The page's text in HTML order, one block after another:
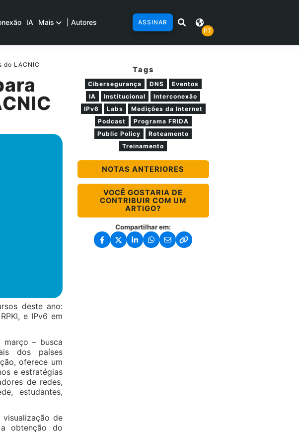
IA Mais | Autores
ASSINAR
PT
do LACNIC
deste ano:
e IPv6 em
– busca
dos países
oferece um
e estratégias
de redes,
estudantes,
de
obtenção do
Tags
Cibersegurança DNS
Eventos
IA
Institucional
Interconexão
IPv6
Labs
Medições da Internet
Podcast
Programa FRIDA
Public Policy
Roteamento
Treinamento
NOTAS ANTERIORES
VOCÊ GOSTARIA DE
CONTRIBUIR COM UM
ARTIGO?
Compartilhar em: